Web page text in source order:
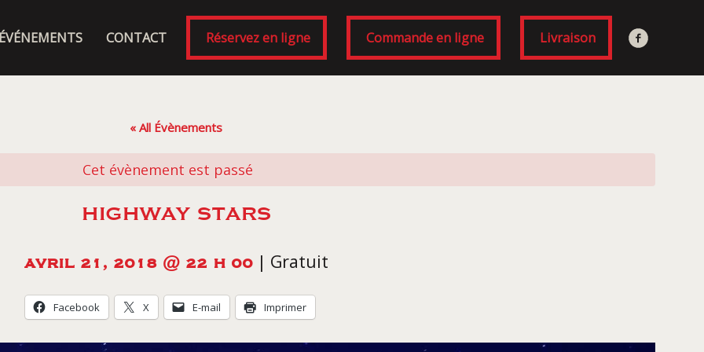
ÉVÉNEMENTS CONTACT Réservez en ligne Commande en ligne Livraison
« All Évènements
Cet évènement est passé
HIGHWAY STARS
AVRIL 21, 2018 @ 22 H 00 | Gratuit
Facebook X E-mail Imprimer